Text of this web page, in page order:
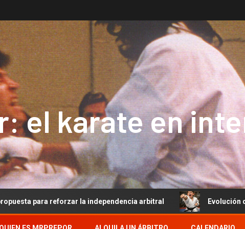
el karate en
la independencia arbitral Evolución del Arbitraje